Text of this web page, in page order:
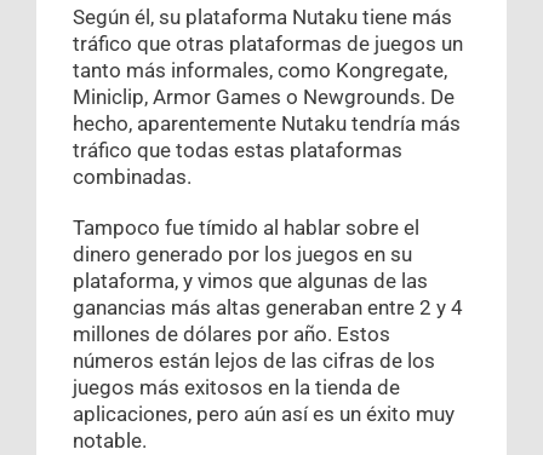
Según él, su plataforma Nutaku tiene más
tráfico que otras plataformas de juegos un
tanto más informales, como Kongregate,
Miniclip, Armor Games o Newgrounds. De
hecho, aparentemente Nutaku tendría más
tráfico que todas estas plataformas
combinadas.
Tampoco fue tímido al hablar sobre el
dinero generado por los juegos en su
plataforma, y vimos que algunas de las
ganancias más altas generaban entre 2 y 4
millones de dólares por año. Estos
números están lejos de las cifras de los
juegos más exitosos en la tienda de
aplicaciones, pero aún así es un éxito muy
notable.